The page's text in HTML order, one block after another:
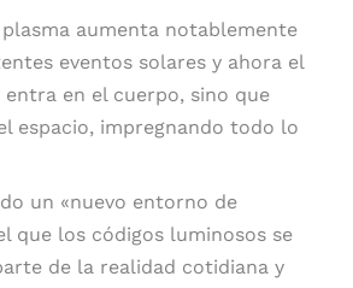
aumenta notablemente
eventos solares y ahora el
en el cuerpo, sino que
espacio, impregnando todo lo
un «nuevo entorno de
que los códigos luminosos se
de la realidad cotidiana y